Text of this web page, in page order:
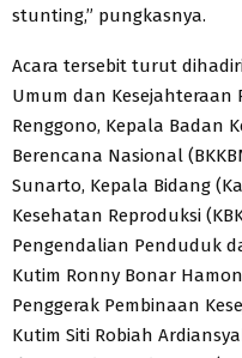
stunting,” pungkasnya.
Acara tersebit turut
Umum dan Kesejahteraan
Renggono, Kepala Badan
Berencana Nasional
Sunarto, Kepala Bidang
Kesehatan Reproduksi
Pengendalian Penduduk
Kutim Ronny Bonar
Penggerak Pembinaan
Kutim Siti Robiah